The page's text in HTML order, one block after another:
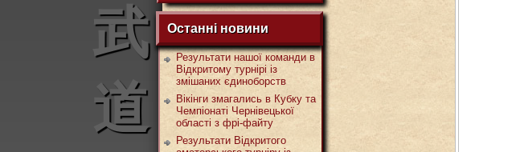
武
道
Останні новини
Результати нашої команди в
Відкритому турнірі із
змішаних єдиноборств
Вікінги змагались в Кубку та
Чемпіонаті Чернівецької
області з фрі-файту
Результати Відкритого